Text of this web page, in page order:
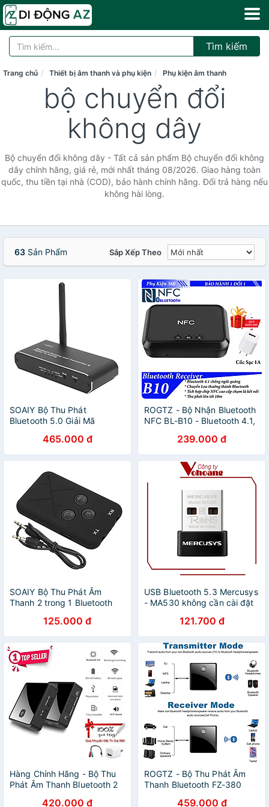
Tìm kiếm
Trang chủ Thiết bị âm thanh và phụ kiện Phụ kiện âm thanh
bộ chuyển đổi
không dây
Bộ chuyển đổi không dây - Tất cả sản phẩm Bộ chuyển đổi không
dây chính hãng, giá rẻ, mới nhất tháng 08/2026. Giao hàng toàn
quốc, thu tiền tại nhà (COD), bảo hành chính hãng. Đổi trả hàng nếu
không hài lòng.
63 Sản Phẩm Sắp Xếp Theo
SOAIY Bộ Thu Phát
Bluetooth 5.0 Giải Mã
Optical) - Hàng Nhập Khẩu
465.000 đ
ROGTZ - Bộ Nhận Bluetooth
NFC BL-B10 - Bluetooth 4.1,
Nguồn DC 5V/2A, Cổng kết
nối Bluetooth USB RCA
3.5mm, Hỗ trợ NFC, Phát
nhạc từ USB, Âm thanh chất
lượng cao, Kết nối dễ dàng -
Hàng Chính Hãng
239.000 đ
SOAIY Bộ Thu Phát Âm
Thanh 2 trong 1 Bluetooth
125.000 đ
USB Bluetooth 5.3 Mercusys
- MA530 không cần cài đặt
121.700 đ
Hàng Chính Hãng - Bộ Thu
Phát Âm Thanh Bluetooth 2
420.000 đ
ROGTZ - Bộ Thu Phát Âm
Thanh Bluetooth FZ-380
459.000 đ